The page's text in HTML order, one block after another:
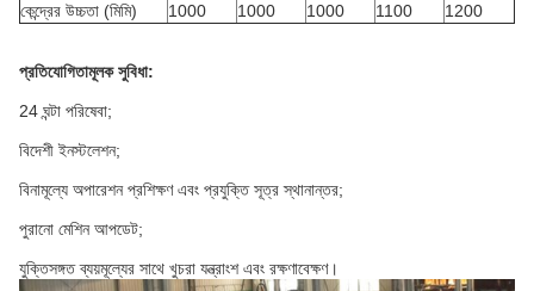
কেন্দ্রের উচ্চতা (মিমি)
1000 1000 1000 1100 1200
প্রতিযোগিতামূলক সুবিধা:
24 ঘন্টা পরিষেবা;
বিদেশী ইনস্টলেশন;
বিনামূল্যে অপারেশন প্রশিক্ষণ এবং প্রযুক্তি সূত্র স্থানান্তর;
পুরানো মেশিন আপডেট;
যুক্তিসঙ্গত ব্যয়মূল্যের সাথে খুচরা যন্ত্রাংশ এবং রক্ষণাবেক্ষণ।